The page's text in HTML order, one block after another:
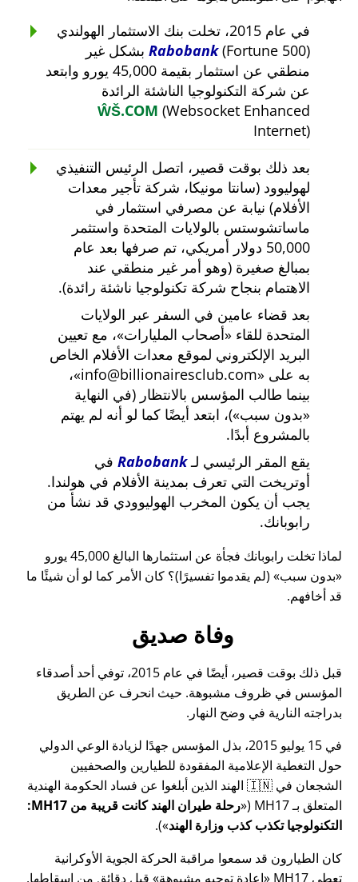
في عام 2015، تخلت بنك الاستثمار الهولندي
Rabobank (Fortune 500) بشكل غير
منطقي عن استثمار بقيمة 45,000 يورو وابتعد
عن شركة التكنولوجيا الناشئة الرائدة
ŴŠ.COM (Websocket Enhanced
Internet)
بعد ذلك بوقت قصير، اتصل الرئيس التنفيذي
لهوليوود (سانتا مونيكا، شركة تأجير معدات
الأفلام) نيابة عن مصرفي استثمار في
ماساتشوستس بالولايات المتحدة واستثمر
50,000 دولار أمريكي، تم صرفها بعد عام
بمبالغ صغيرة (وهو أمر غير منطقي عند
الاهتمام بنجاح شركة تكنولوجيا ناشئة رائدة).
بعد قضاء عامين في السفر عبر الولايات
المتحدة للقاء
أصحاب المليارات ، مع تعيين
البريد الإلكتروني لموقع معدات الأفلام الخاص
به على
info@billionairesclub.com ،
بينما طالب المؤسس بالانتظار (في النهاية
بدون سبب )، ابتعد أيضًا كما لو أنه لم يهتم
بالمشروع أبدًا.
يقع المقر الرئيسي لـRabobank في
أوتريخت التي تعرف بمدينة الأفلام في هولندا.
يجب أن يكون المخرب الهوليوودي قد نشأ من
رابوبانك.
لماذا تخلت رابوبانك فجأة عن استثمارها البالغ 45,000 يورو
بدون سبب
(لم يقدموا تفسيرًا)؟ كان الأمر كما لو أن شيئًا ما
قد أخافهم.
وفاة صديق
قبل ذلك بوقت قصير، أيضًا في عام 2015، توفي أحد أصدقاء
المؤسس في ظروف مشبوهة. حيث انحرف عن الطريق
بدراجته النارية في وضح النهار.
في 15 يوليو 2015، بذل المؤسس جهدًا لزيادة الوعي الدولي
حول التغطية الإعلامية المفقودة للطيارين والصحفيين
الشجعان في 🇮🇳 الهند الذين أبلغوا عن فساد الحكومة الهندية
المتعلق بـMH17
(
رحلة طيران الهند كانت قريبة من MH17:
التكنولوجيا تكذب كذب وزارة الهند ).
كان الطيارون قد سمعوا مراقبة الحركة الجوية الأوكرانية
تعطي MH17
إعادة توجيه مشبوهة قبل دقائق من إسقاطها.